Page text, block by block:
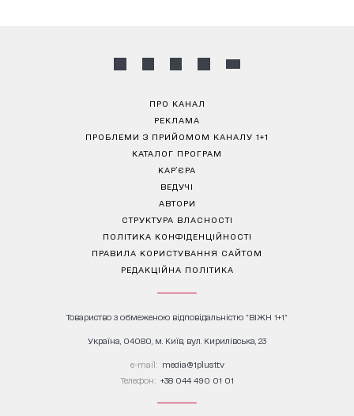
ПРО КАНАЛ
РЕКЛАМА
ПРОБЛЕМИ З ПРИЙОМОМ КАНАЛУ 1+1
КАТАЛОГ ПРОГРАМ
КАР’ЄРА
ВЕДУЧІ
АВТОРИ
СТРУКТУРА ВЛАСНОСТІ
ПОЛІТИКА КОНФІДЕНЦІЙНОСТІ
ПРАВИЛА КОРИСТУВАННЯ САЙТОМ
РЕДАКЦІЙНА ПОЛІТИКА
Товариство з обмеженою відповідальністю "ВІЖН 1+1"
Україна, 04080, м. Київ, вул. Кирилівська, 23
е-mail: media@1plus1.tv
Телефон: +38 044 490 01 01